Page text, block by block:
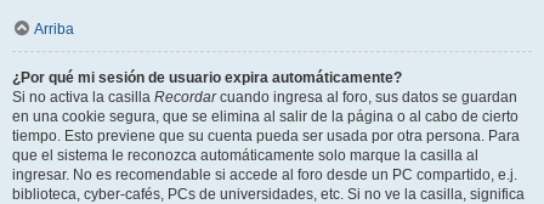
Arriba
¿Por qué mi sesión de usuario expira automáticamente?
Si no activa la casilla Recordarcuando ingresa al foro, sus datos se guardan
en una cookie segura, que se elimina al salir de la página o al cabo de cierto
tiempo. Esto previene que su cuenta pueda ser usada por otra persona. Para
que el sistema le reconozca automáticamente solo marque la casilla al
ingresar. No es recomendable si accede al foro desde un PC compartido, e.j.
biblioteca, cyber-cafés, PCs de universidades, etc. Si no ve la casilla, significa